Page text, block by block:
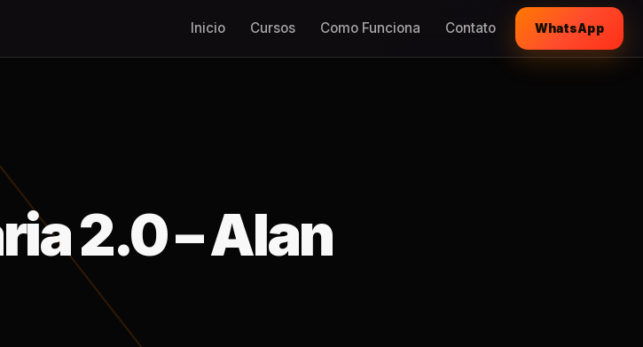
Inicio Cursos Como Funciona Contato WhatsApp
2.0 – Alan